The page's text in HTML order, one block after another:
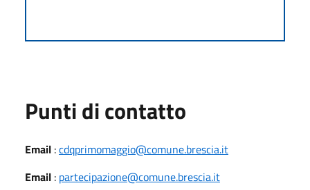
Punti di contatto
Email :cdqprimomaggio@comune.brescia.it
Email : partecipazione@comune.brescia.it